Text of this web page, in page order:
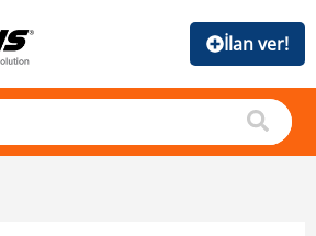
İlan ver!